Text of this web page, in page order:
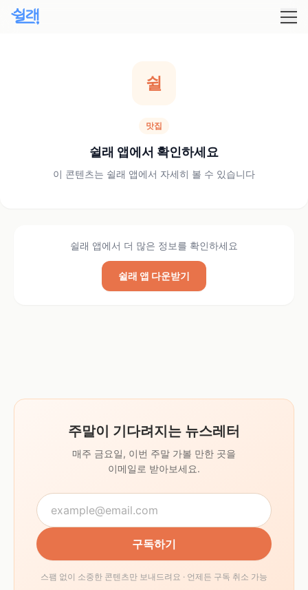
쉴
맛집
쉴래 앱에서 확인하세요
이 콘텐츠는 쉴래 앱에서 자세히 볼 수 있습니다
쉴래 앱에서 더 많은 정보를 확인하세요
쉴래 앱 다운받기
주말이 기다려지는 뉴스레터
매주 금요일, 이번 주말 가볼 만한 곳을
이메일로 받아보세요.
구독하기
스팸 없이 소중한 콘텐츠만 보내드려요 · 언제든 구독 취소 가능